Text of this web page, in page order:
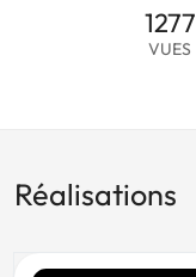
1277
VUES
Réalisations